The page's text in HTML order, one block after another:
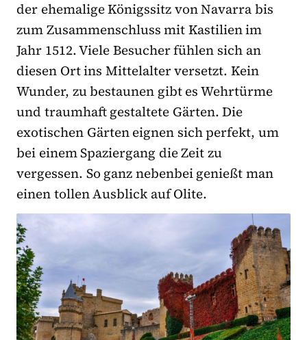
der ehemalige Königssitz von Navarra bis
zum Zusammenschluss mit Kastilien im
Jahr 1512. Viele Besucher fühlen sich an
diesen Ort ins Mittelalter versetzt. Kein
Wunder, zu bestaunen gibt es Wehrtürme
und traumhaft gestaltete Gärten. Die
exotischen Gärten eignen sich perfekt, um
bei einem Spaziergang die Zeit zu
vergessen. So ganz nebenbei genießt man
einen tollen Ausblick auf Olite.